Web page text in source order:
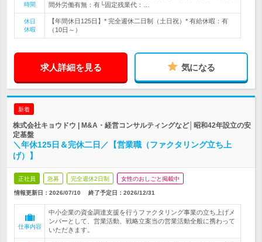
時間
間外労働有無：有└固定残業代：…
休日
休暇
【年間休日125日】* 完全週休二日制（土日祝）* 有給休暇：有
（10日～）
求人詳細を見る 気になる
新着
株式会社キョウドウ | M&A・経営コンサルティングなど│昭和42年設立の安
定基盤
＼年休125日＆完休二日／【営業職（ファクタリング立ち上
げ）】
正社員 急募 完全週休2日制 女性のおしごと掲載中
情報更新日：2026/07/10 終了予定日： 2026/12/31
仕事内容
中小企業の資金調達支援を行うファクタリング事業の立ち上げメ
ンバーとして、営業活動、戦略立案当の営業活動全般に携わって
いただきます。